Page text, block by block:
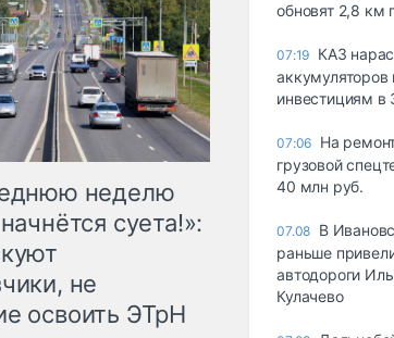
неделю
суета!»:
не
освоить ЭТрН
обновят 2,8 км
07:19 КАЗ
аккумуляторов
инвестициям в
07:06 На
грузовой
40 млн руб.
07.08 В
раньше
автодороги
Кулачево